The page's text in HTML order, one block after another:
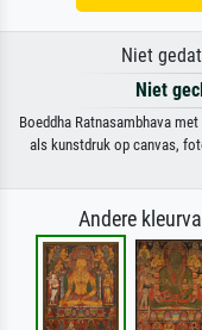
Niet
Niet
Boeddha Ratnasambhava
als kunstdruk op canvas,
Andere